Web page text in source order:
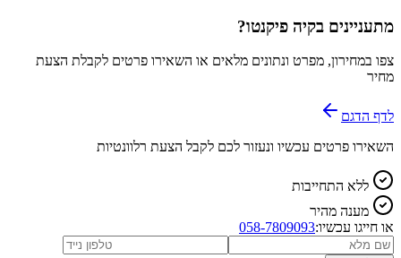
מתעניינים בקיה פיקנטו?
צפו במחירון, מפרט ונתונים מלאים או השאירו פרטים לקבלת הצעת
מחיר
לדף הדגם
השאירו פרטים עכשיו ונעזור לכם לקבל הצעת רלוונטיות
ללא התחייבות
מענה מהיר
או חייגו עכשיו:058-7809093